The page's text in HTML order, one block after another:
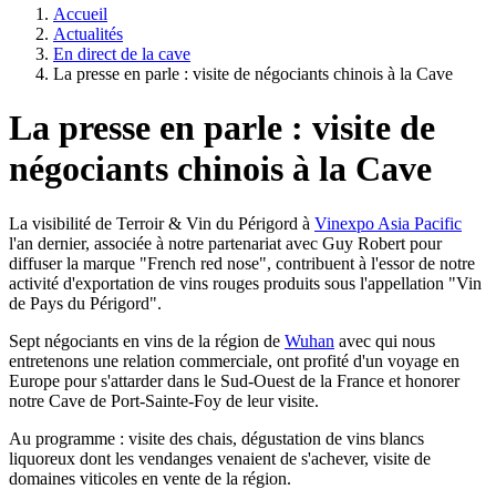
Accueil
Actualités
En direct de la cave
La presse en parle : visite de négociants chinois à la Cave
La presse en parle : visite de
négociants chinois à la Cave
La visibilité de Terroir & Vin du Périgord à Vinexpo Asia Pacific
l'an dernier, associée à notre partenariat avec Guy Robert pour
diffuser la marque "French red nose", contribuent à l'essor de notre
activité d'exportation de vins rouges produits sous l'appellation "Vin
de Pays du Périgord".
Sept négociants en vins de la région de Wuhan avec qui nous
entretenons une relation commerciale, ont profité d'un voyage en
Europe pour s'attarder dans le Sud-Ouest de la France et honorer
notre Cave de Port-Sainte-Foy de leur visite.
Au programme : visite des chais, dégustation de vins blancs
liquoreux dont les vendanges venaient de s'achever, visite de
domaines viticoles en vente de la région.